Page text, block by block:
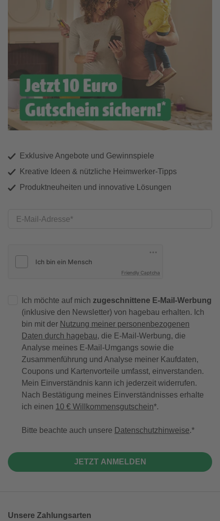
Exklusive Angebote und Gewinnspiele
Kreative Ideen & nützliche Heimwerker-Tipps
Produktneuheiten und innovative Lösungen
E-Mail-Adresse
Friendly Captcha
Ich möchte auf mich zugeschnittene E-Mail-Werbung
(inklusive den Newsletter) von hagebau erhalten. Ich
bin mit der Nutzung meiner personenbezogenen
Daten durch hagebau, die E-Mail-Werbung, die
Analyse meines E-Mail-Umgangs sowie die
Zusammenführung und Analyse meiner Kaufdaten,
Coupons und Kartenvorteile umfasst, einverstanden.
Mein Einverständnis kann ich jederzeit widerrufen.
Nach Bestätigung meines Einverständnisses erhalte
ich einen 10 € Willkommensgutschein*.
Bitte beachte auch unsere Datenschutzhinweise.
JETZT ANMELDEN
Unsere Zahlungsarten